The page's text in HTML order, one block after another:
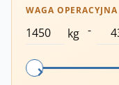
WAGA OPERACYJNA
kg -